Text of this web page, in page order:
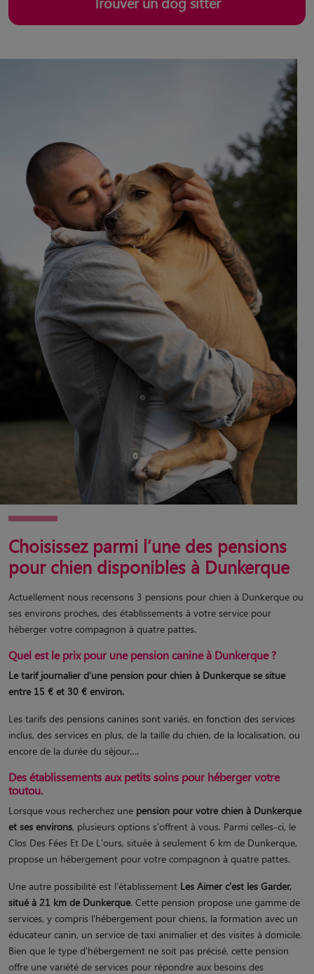
Choisissez parmi l’une des pensions
pour chien disponibles à Dunkerque
Actuellement nous recensons 3 pensions pour chien à Dunkerque ou
ses environs proches, des établissements à votre service pour
héberger votre compagnon à quatre pattes.
Quel est le prix pour une pension canine à Dunkerque ?
Le tarif journalier d’une pension pour chien à Dunkerque se situe
entre 15 € et 30 € environ.
Les tarifs des pensions canines sont variés, en fonction des services
inclus, des services en plus, de la taille du chien, de la localisation, ou
encore de la durée du séjour….
Des établissements aux petits soins pour héberger votre
toutou.
Lorsque vous recherchez une pension pour votre chien à Dunkerque
et ses environs, plusieurs options s'offrent à vous. Parmi celles-ci, le
Clos Des Fées Et De L'ours, située à seulement 6 km de Dunkerque,
propose un hébergement pour votre compagnon à quatre pattes.
Une autre possibilité est l’établissement Les Aimer c'est les Garder,
situé à 21 km de Dunkerque. Cette pension propose une gamme de
services, y compris l'hébergement pour chiens, la formation avec un
éducateur canin, un service de taxi animalier et des visites à domicile.
Bien que le type d'hébergement ne soit pas précisé, cette pension
offre une variété de services pour répondre aux besoins des